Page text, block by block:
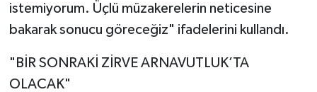
istemiyorum. Üçlü müzakerelerin neticesine
bakarak sonucu göreceğiz" ifadelerini kullandı.
"BİR SONRAKİ ZİRVE ARNAVUTLUK’TA
OLACAK"